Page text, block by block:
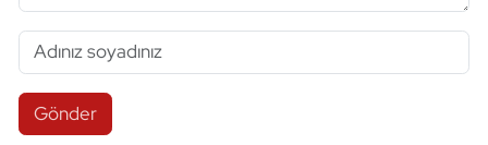
Gönder